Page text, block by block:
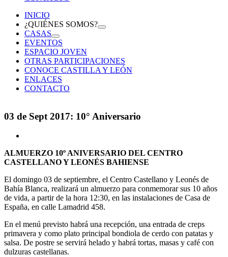
INICIO
¿QUIÉNES SOMOS?
CASAS
EVENTOS
ESPACIO JOVEN
OTRAS PARTICIPACIONES
CONOCE CASTILLA Y LEÓN
ENLACES
CONTACTO
03 de Sept 2017: 10° Aniversario
más
grande
ALMUERZO 10º ANIVERSARIO DEL CENTRO
CASTELLANO Y LEONÉS BAHIENSE
El domingo 03 de septiembre, el Centro Castellano y Leonés de
Bahía Blanca, realizará un almuerzo para conmemorar sus 10 años
de vida, a partir de la hora 12:30, en las instalaciones de Casa de
España, en calle Lamadrid 458.
En el menú previsto habrá una recepción, una entrada de creps
primavera y como plato principal bondiola de cerdo con patatas y
salsa. De postre se servirá helado y habrá tortas, masas y café con
dulzuras castellanas.